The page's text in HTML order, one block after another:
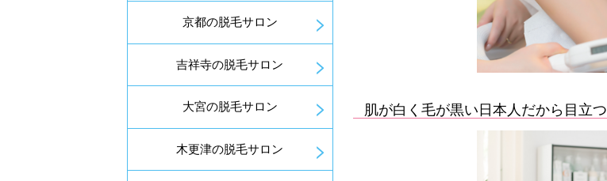
肌が白く毛が黒い日本人だから目立つ
京都の脱毛サロン
吉祥寺の脱毛サロン
大宮の脱毛サロン
木更津の脱毛サロン